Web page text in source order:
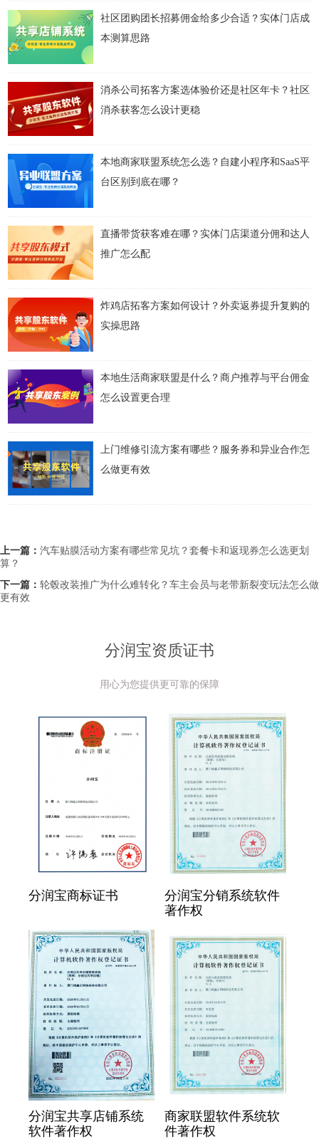
社区团购团长招募佣金给多少合适？实体门店成
本测算思路
消杀公司拓客方案选体验价还是社区年卡？社区
消杀获客怎么设计更稳
本地商家联盟系统怎么选？自建小程序和SaaS平
台区别到底在哪？
直播带货获客难在哪？实体门店渠道分佣和达人
推广怎么配
炸鸡店拓客方案如何设计？外卖返券提升复购的
实操思路
本地生活商家联盟是什么？商户推荐与平台佣金
怎么设置更合理
上门维修引流方案有哪些？服务券和异业合作怎
么做更有效
上一篇： 汽车贴膜活动方案有哪些常见坑？套餐卡和返现券怎么选更划
算？
下一篇： 轮毂改装推广为什么难转化？车主会员与老带新裂变玩法怎么做
更有效
分润宝资质证书
用心为您提供更可靠的保障
分润宝商标证书
分润宝分销系统软件
著作权
分润宝共享店铺系统
软件著作权
商家联盟软件系统软
件著作权